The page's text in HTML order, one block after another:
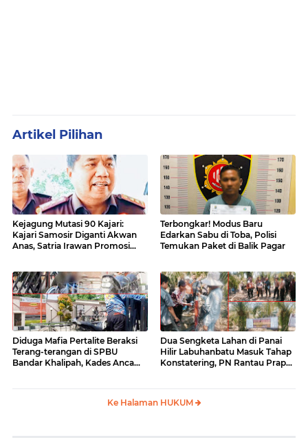
Artikel Pilihan
Kejagung Mutasi 90 Kajari:
Kajari Samosir Diganti Akwan
Anas, Satria Irawan Promosi
Terbongkar! Modus Baru
Edarkan Sabu di Toba, Polisi
Temukan Paket di Balik Pagar
Diduga Mafia Pertalite Beraksi
Terang-terangan di SPBU
Bandar Khalipah, Kades Ancam
Dua Sengketa Lahan di Panai
Hilir Labuhanbatu Masuk Tahap
Konstatering, PN Rantau Prapat
Ke Halaman HUKUM